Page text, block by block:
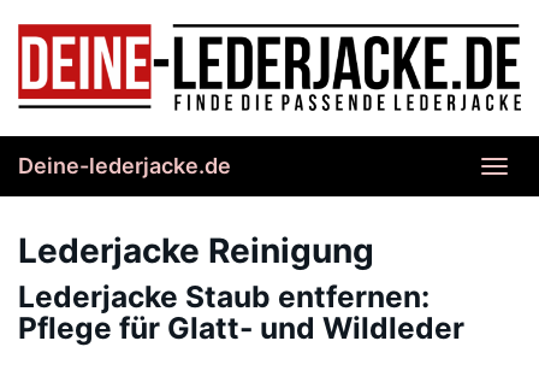
content
Deine-lederjacke.de
Lederjacke Reinigung
Lederjacke Staub entfernen:
Pflege für Glatt- und Wildleder